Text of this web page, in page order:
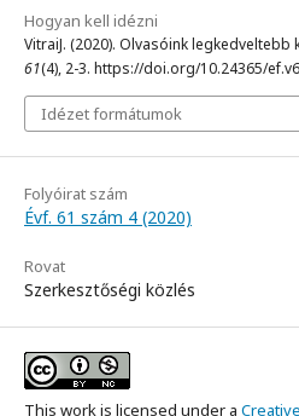
Hogyan kell idézni
VitraiJ. (2020). Olvasóink legkedveltebb
61(4), 2-3. https://doi.org/10.24365/
Idézet formátumok
Folyóirat szám
Évf. 61 szám 4 (2020)
Rovat
Szerkesztőségi közlés
This work is licensed under a